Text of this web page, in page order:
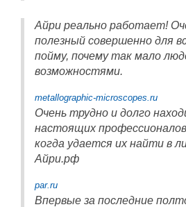
Айри реально работает!
полезный совершенно для
пойму, почему так мало
возможностями.
metallographic-microscopes.ru
Очень трудно и долго
настоящих
когда удается их найти в
Айри.рф
par.ru
Впервые за последние